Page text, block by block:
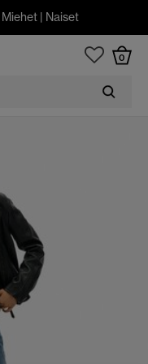
Miehet | Naiset
0